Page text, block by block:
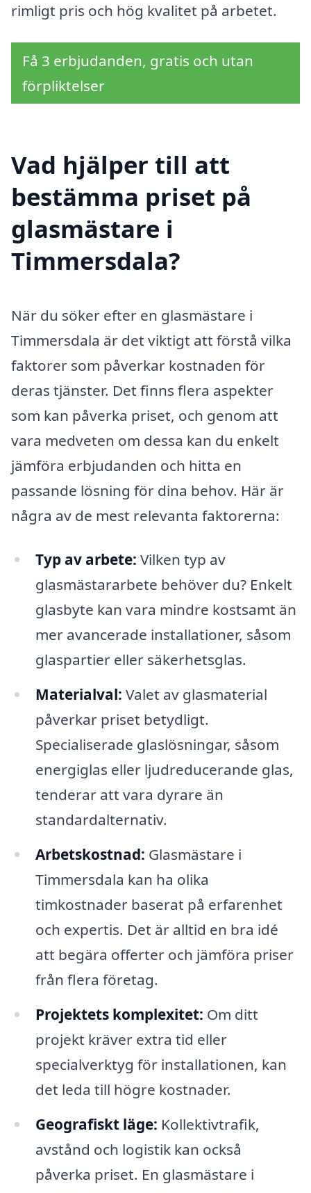
rimligt pris och hög kvalitet på arbetet.
Få 3 erbjudanden, gratis och utan
förpliktelser
Vad hjälper till att
bestämma priset på
glasmästare i
Timmersdala?
När du söker efter en glasmästare i
Timmersdala är det viktigt att förstå vilka
faktorer som påverkar kostnaden för
deras tjänster. Det finns flera aspekter
som kan påverka priset, och genom att
vara medveten om dessa kan du enkelt
jämföra erbjudanden och hitta en
passande lösning för dina behov. Här är
några av de mest relevanta faktorerna:
Typ av arbete: Vilken typ av
glasmästararbete behöver du? Enkelt
glasbyte kan vara mindre kostsamt än
mer avancerade installationer, såsom
glaspartier eller säkerhetsglas.
Materialval: Valet av glasmaterial
påverkar priset betydligt.
Specialiserade glaslösningar, såsom
energiglas eller ljudreducerande glas,
tenderar att vara dyrare än
standardalternativ.
Arbetskostnad: Glasmästare i
Timmersdala kan ha olika
timkostnader baserat på erfarenhet
och expertis. Det är alltid en bra idé
att begära offerter och jämföra priser
från flera företag.
Projektets komplexitet: Om ditt
projekt kräver extra tid eller
specialverktyg för installationen, kan
det leda till högre kostnader.
Geografiskt läge: Kollektivtrafik,
avstånd och logistik kan också
påverka priset. En glasmästare i